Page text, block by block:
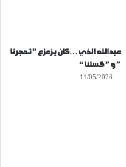
عبدالله الذي…كان يزعزع ” تحجرنا
” و ” كسلنا “
11/05/2026